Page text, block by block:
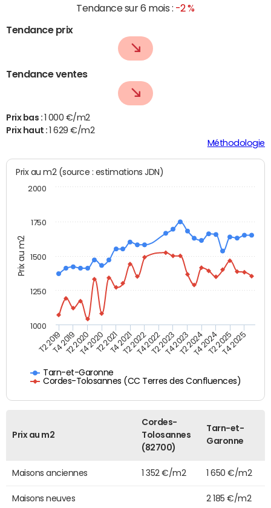
Tendance sur 6 mois : -2 %
Tendance prix
Tendance ventes
Prix bas :
1 000 €/m2
Prix haut :
1 629 €/m2
Méthodologie
Prix au m2
Prix au m2 (source : estimations JDN)
Tarn-et-Garonne
Cordes-Tolosannes (CC Terres des Confluences)
T2 2019T4 2019T2 2020T4 2020T2 2021T4 2021T2 2022T4 2022T2 2023T4 2023T2 2024T4 2024T2 2025T4 2025
1000
1250
1500
1750
2000
Prix au m2
Cordes-
Tolosannes
(82700)
Tarn-et-
Garonne
Maisons anciennes 1 352 €/m2 1 650 €/m2
Maisons neuves 2 185 €/m2